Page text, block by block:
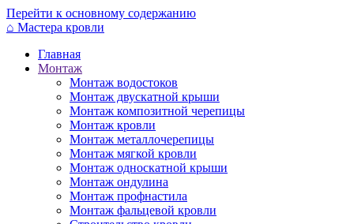
Перейти к основному содержанию
⌂ Мастера кровли
Главная
Монтаж
Монтаж водостоков
Монтаж двускатной крыши
Монтаж композитной черепицы
Монтаж кровли
Монтаж металлочерепицы
Монтаж мягкой кровли
Монтаж односкатной крыши
Монтаж ондулина
Монтаж профнастила
Монтаж фальцевой кровли